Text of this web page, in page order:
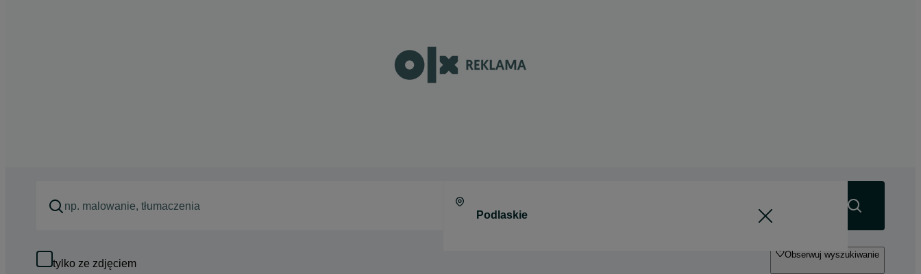
tylko ze zdjęciem
Obserwuj wyszukiwanie